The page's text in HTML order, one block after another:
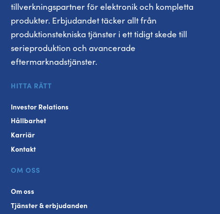
tillverkningspartner för elektronik och kompletta
produkter. Erbjudandet täcker allt från
produktionstekniska tjänster i ett tidigt skede till
serieproduktion och avancerade
eftermarknadstjänster.
HITTA RÄTT
Investor Relations
Hållbarhet
Karriär
Kontakt
OM OSS
Om oss
Tjänster & erbjudanden